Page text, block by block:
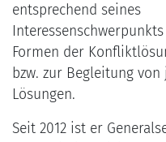
entsprechend seines
Formen der
bzw. zur Begleitung
Lösungen.
Seit 2012 ist er